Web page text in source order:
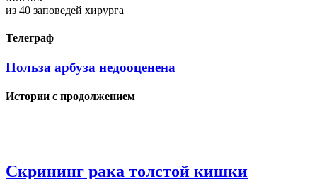
из 40 заповедей хирурга
Телеграф
Польза арбуза недооценена
Истории с продолжением
Скрининг рака толстой кишки